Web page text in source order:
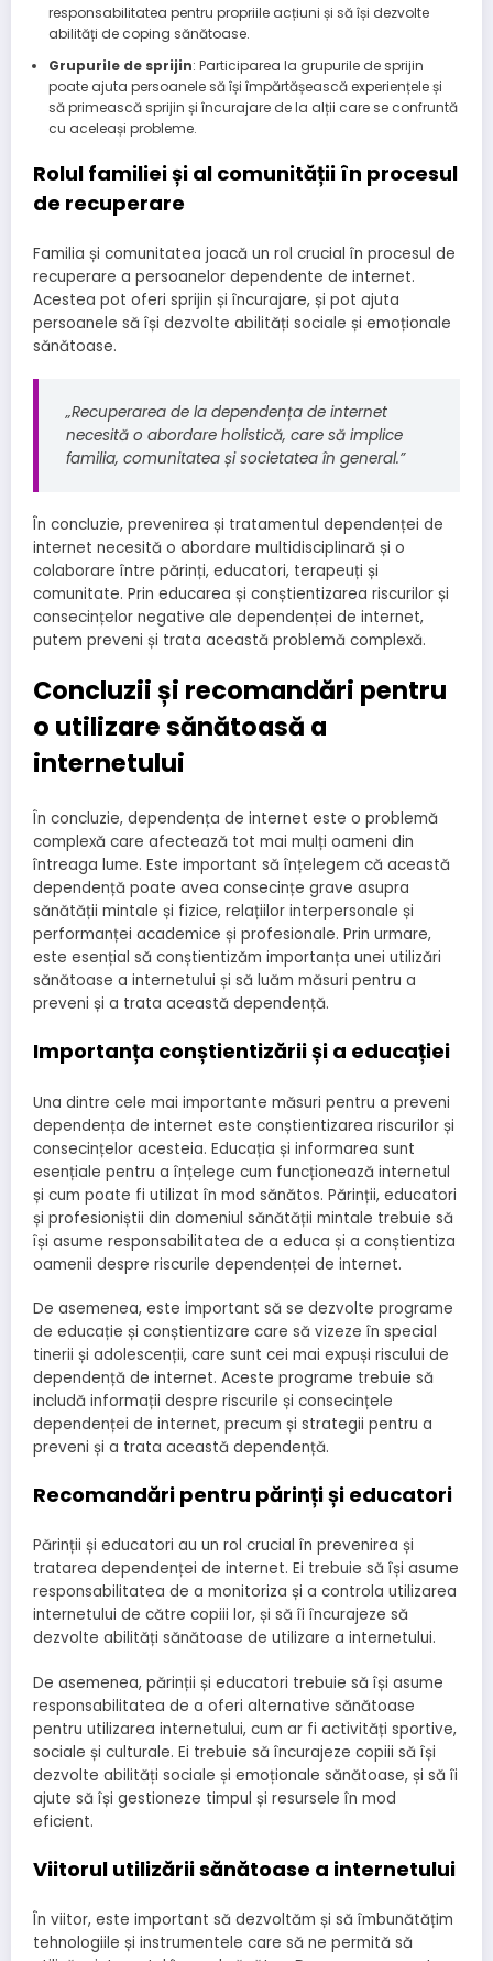
responsabilitatea pentru propriile acțiuni și să își dezvolte
abilități de coping sănătoase.
Grupurile de sprijin: Participarea la grupurile de sprijin
poate ajuta persoanele să își împărtășească experiențele și
să primească sprijin și încurajare de la alții care se confruntă
cu aceleași probleme.
Rolul familiei și al comunității în procesul
de recuperare
Familia și comunitatea joacă un rol crucial în procesul de
recuperare a persoanelor dependente de internet.
Acestea pot oferi sprijin și încurajare, și pot ajuta
persoanele să își dezvolte abilități sociale și emoționale
sănătoase.
„Recuperarea de la dependența de internet
necesită o abordare holistică, care să implice
familia, comunitatea și societatea în general.”
În concluzie, prevenirea și tratamentul dependenței de
internet necesită o abordare multidisciplinară și o
colaborare între părinți, educatori, terapeuți și
comunitate. Prin educarea și conștientizarea riscurilor și
consecințelor negative ale dependenței de internet,
putem preveni și trata această problemă complexă.
Concluzii și recomandări pentru
o utilizare sănătoasă a
internetului
În concluzie, dependența de internet este o problemă
complexă care afectează tot mai mulți oameni din
întreaga lume. Este important să înțelegem că această
dependență poate avea consecințe grave asupra
sănătății mintale și fizice, relațiilor interpersonale și
performanței academice și profesionale. Prin urmare,
este esențial să conștientizăm importanța unei utilizări
sănătoase a internetului și să luăm măsuri pentru a
preveni și a trata această dependență.
Importanța conștientizării și a educației
Una dintre cele mai importante măsuri pentru a preveni
dependența de internet este conștientizarea riscurilor și
consecințelor acesteia. Educația și informarea sunt
esențiale pentru a înțelege cum funcționează internetul
și cum poate fi utilizat în mod sănătos. Părinții, educatori
și profesioniștii din domeniul sănătății mintale trebuie să
își asume responsabilitatea de a educa și a conștientiza
oamenii despre riscurile dependenței de internet.
De asemenea, este important să se dezvolte programe
de educație și conștientizare care să vizeze în special
tinerii și adolescenții, care sunt cei mai expuși riscului de
dependență de internet. Aceste programe trebuie să
includă informații despre riscurile și consecințele
dependenței de internet, precum și strategii pentru a
preveni și a trata această dependență.
Recomandări pentru părinți și educatori
Părinții și educatori au un rol crucial în prevenirea și
tratarea dependenței de internet. Ei trebuie să își asume
responsabilitatea de a monitoriza și a controla utilizarea
internetului de către copiii lor, și să îi încurajeze să
dezvolte abilități sănătoase de utilizare a internetului.
De asemenea, părinții și educatori trebuie să își asume
responsabilitatea de a oferi alternative sănătoase
pentru utilizarea internetului, cum ar fi activități sportive,
sociale și culturale. Ei trebuie să încurajeze copiii să își
dezvolte abilități sociale și emoționale sănătoase, și să îi
ajute să își gestioneze timpul și resursele în mod
eficient.
Viitorul utilizării sănătoase a internetului
În viitor, este important să dezvoltăm și să îmbunătățim
tehnologiile și instrumentele care să ne permită să